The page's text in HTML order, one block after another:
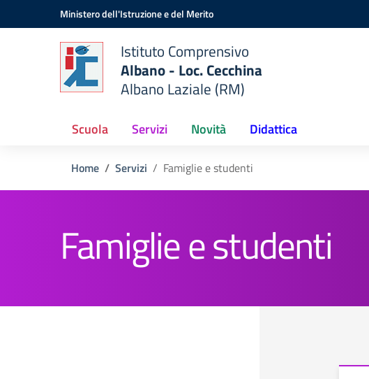
Vai ai contenuti
Vai al menu di navigazioneMinistero dell'Istruzione e del Merito
Istituto Comprensivo
Albano - Loc. Cecchina
Albano Laziale (RM)
Scuola Servizi Novità Didattica
Home Servizi Famiglie e studenti
Famiglie e studenti